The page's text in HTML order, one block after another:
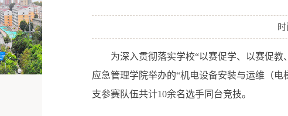
为深入贯彻落实学校“以赛促学、以赛促
应急管理学院举办的“机电设备安装与运维（
支参赛队伍共计10余名选手同台竞技。